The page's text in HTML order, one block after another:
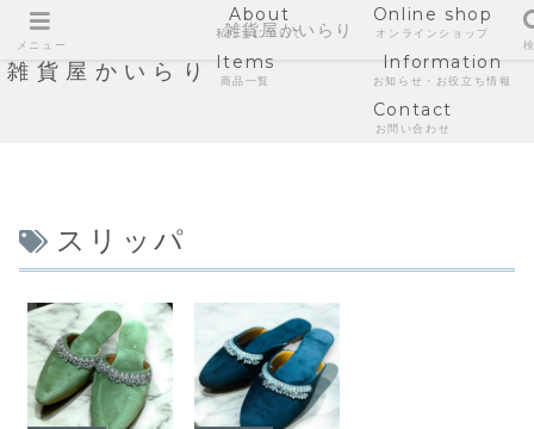
雑貨屋かいらり
About
私たちについて
Online shop
オンラインショップ
Items
商品一覧
Information
お知らせ・お役立ち情報
Contact
お問い合わせ
スリッパ
メニュー
雑貨屋かいらり